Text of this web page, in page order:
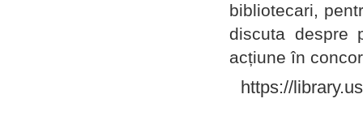
bibliotecari,
discuta despre
acțiune în
https://